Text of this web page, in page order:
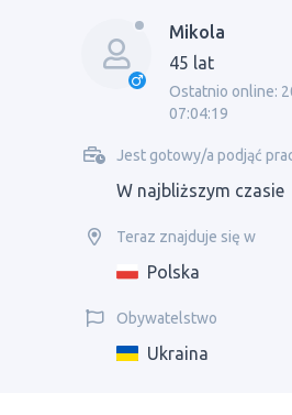
Mikola
45 lat
Ostatnio online:
07:04:19
Jest gotowy/a podjąć
W najbliższym czasie
Teraz znajduje się w
Polska
Obywatelstwo
Ukraina